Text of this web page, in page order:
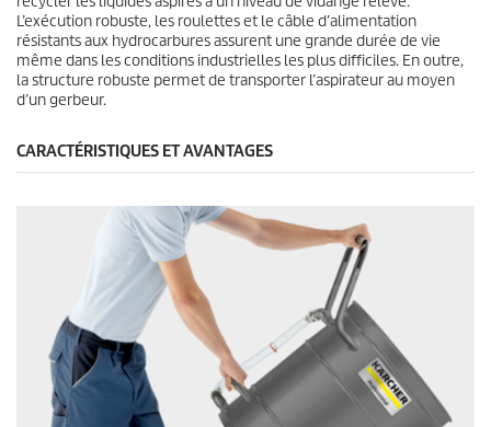
L’exécution robuste, les roulettes et le câble d’alimentation
résistants aux hydrocarbures assurent une grande durée de vie
même dans les conditions industrielles les plus difficiles. En outre,
la structure robuste permet de transporter l’aspirateur au moyen
d’un gerbeur.
CARACTÉRISTIQUES ET AVANTAGES